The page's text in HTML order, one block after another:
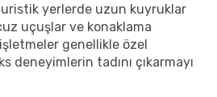
yerlerde uzun kuyruklar
uçuşlar ve konaklama
genellikle özel
deneyimlerin tadını çıkarmayı